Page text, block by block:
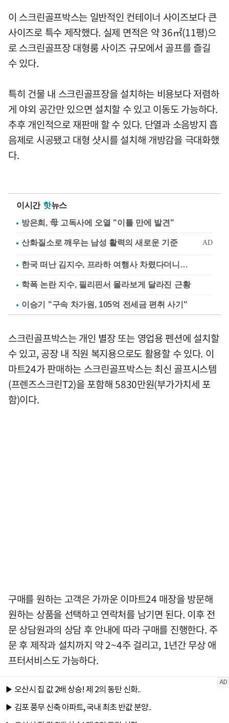
이 스크린골프박스는 일반적인 컨테이너 사이즈보다 큰
사이즈로 특수 제작했다. 실제 면적은 약 36㎡(11평)으
로 스크린골프장 대형룸 사이즈 규모에서 골프를 즐길
수 있다.
특히 건물 내 스크린골프장을 설치하는 비용보다 저렴하
게 야외 공간만 있으면 설치할 수 있고 이동도 가능하다.
추후 개인적으로 재판매 할 수 있다. 단열과 소음방지 흡
음제로 시공됐고 대형 샷시를 설치해 개방감을 극대화했
다.
이시간 핫뉴스
방은희, 母 고독사에 오열 "이틀 만에 발견"
한국 떠난 김지수, 프라하 여행사 차렸다더니…
학폭 논란 지수, 필리핀서 몰라보게 달라진 근황
이승기 "구속 차가원, 105억 전세금 편취 사기"
스크린골프박스는 개인 별장 또는 영업용 펜션에 설치할
수 있고, 공장 내 직원 복지용으로도 활용할 수 있다. 이
마트24가 판매하는 스크린골프박스는 최신 골프시스템
(프렌즈스크린T2)을 포함해 5830만원(부가가치세 포
함)이다.
구매를 원하는 고객은 가까운 이마트24 매장을 방문해
원하는 상품을 선택하고 연락처를 남기면 된다. 이후 전
문 상담원과의 상담 후 안내에 따라 구매를 진행한다. 주
문 후 제작과 설치까지 약 2~4주 걸리고, 1년간 무상 애
프터서비스도 가능하다.